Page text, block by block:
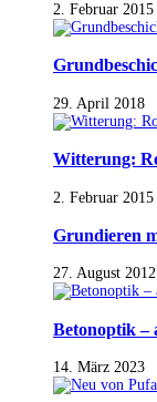
2. Februar 2015
29. April 2018
Witterung:
2. Februar 2015
Grundieren
27. August 2012
Betonoptik –
14. März 2023